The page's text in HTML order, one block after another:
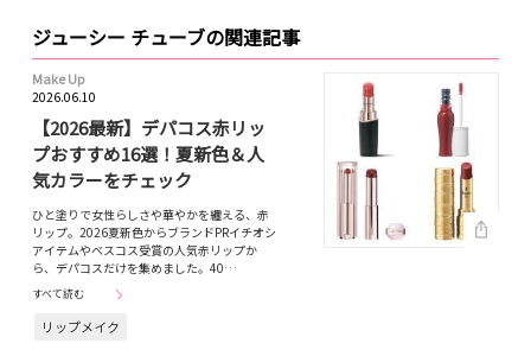
ジューシー チューブの関連記事
Make Up
2026.06.10
【2026最新】デパコス赤リッ
プおすすめ16選！夏新色＆人
気カラーをチェック
ひと塗りで女性らしさや華やかを纏える、赤
リップ。2026夏新色からブランドPRイチオシ
アイテムやベスコス受賞の人気赤リップか
ら、デパコスだけを集めました。40…
すべて読む
リップメイク